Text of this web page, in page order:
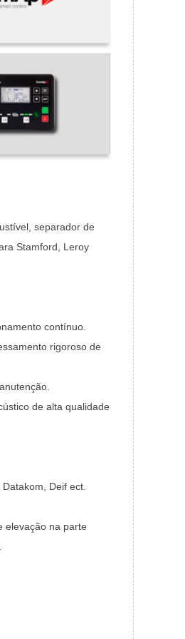
separador de
Stamford, Leroy
contínuo.
rigoroso de
de alta qualidade
Deif ect.
elevação na parte